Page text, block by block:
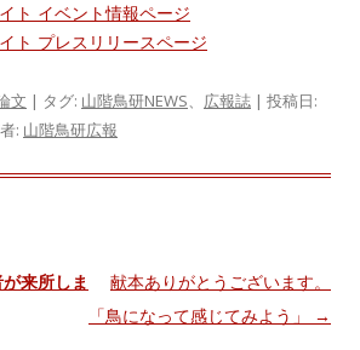
ト イベント情報ページ
ト プレスリリースページ
文 | タグ: 山階鳥研NEWS、 広報誌 | 投稿日:
: 山階鳥研広報
来所しま
献本ありがとうございます。
「鳥になって感じてみよう」
→